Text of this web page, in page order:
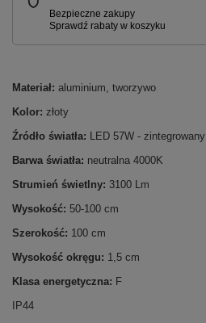
Materiał: aluminium, tworzywo
Kolor: złoty
Źródło światła: LED 57W - zintegrowany
Barwa światła: neutralna 4000K
Strumień świetlny: 3100 Lm
Wysokość: 50-100 cm
Szerokość: 100 cm
Wysokość okręgu: 1,5 cm
Klasa energetyczna: F
IP44